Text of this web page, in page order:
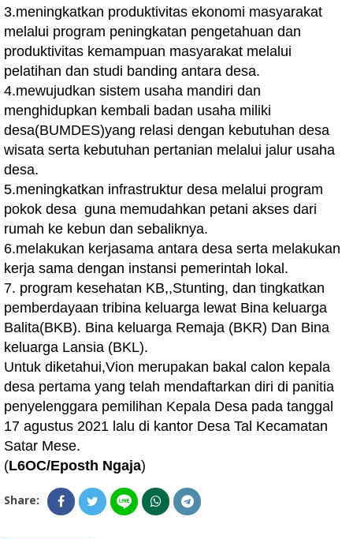
3.meningkatkan produktivitas ekonomi masyarakat
melalui program peningkatan pengetahuan dan
produktivitas kemampuan masyarakat melalui
pelatihan dan studi banding antara desa.
4.mewujudkan sistem usaha mandiri dan
menghidupkan kembali badan usaha miliki
desa(BUMDES)yang relasi dengan kebutuhan desa
wisata serta kebutuhan pertanian melalui jalur usaha
desa.
5.meningkatkan infrastruktur desa melalui program
pokok desa guna memudahkan petani akses dari
rumah ke kebun dan sebaliknya.
6.melakukan kerjasama antara desa serta melakukan
kerja sama dengan instansi pemerintah lokal.
7. program kesehatan KB,,Stunting, dan tingkatkan
pemberdayaan tribina keluarga lewat Bina keluarga
Balita(BKB). Bina keluarga Remaja (BKR) Dan Bina
keluarga Lansia (BKL).
Untuk diketahui,Vion merupakan bakal calon kepala
desa pertama yang telah mendaftarkan diri di panitia
penyelenggara pemilihan Kepala Desa pada tanggal
17 agustus 2021 lalu di kantor Desa Tal Kecamatan
Satar Mese.
(L6OC/Eposth Ngaja)
Share: